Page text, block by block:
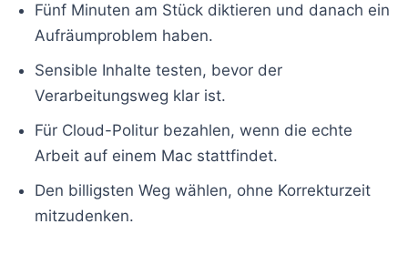
Fünf Minuten am Stück diktieren und danach ein
Aufräumproblem haben.
Sensible Inhalte testen, bevor der
Verarbeitungsweg klar ist.
Für Cloud-Politur bezahlen, wenn die echte
Arbeit auf einem Mac stattfindet.
Den billigsten Weg wählen, ohne Korrekturzeit
mitzudenken.